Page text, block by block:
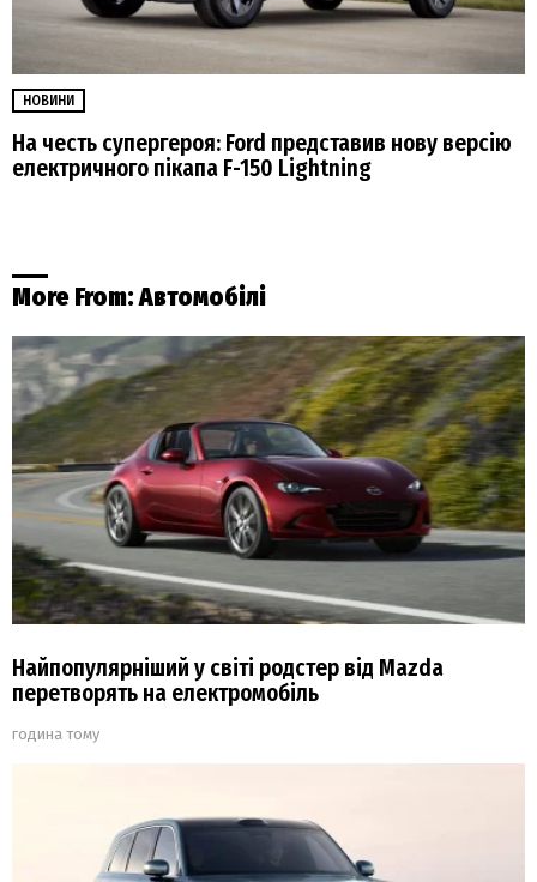
НОВИНИ
На честь супергероя: Ford представив нову версію
електричного пікапа F-150 Lightning
More From:Автомобілі
Найпопулярніший у світі родстер від Mazda
перетворять на електромобіль
година тому